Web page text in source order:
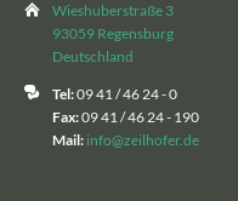
Wieshuberstraße 3
93059 Regensburg
Deutschland
Tel:09 41 / 46 24 - 0
Fax:09 41 / 46 24 - 190
Mail: info@zeilhofer.de